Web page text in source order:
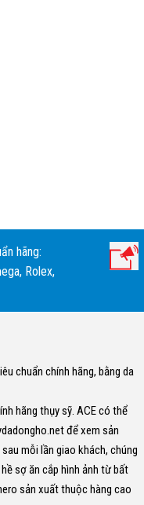
hãng:
Rolex,
chuẩn chính hãng, bằng da
hãng thụy sỹ. ACE có thể
để xem sản
mỗi lần giao khách, chúng
sợ ăn cắp hình ảnh từ bất
sản xuất thuộc hàng cao